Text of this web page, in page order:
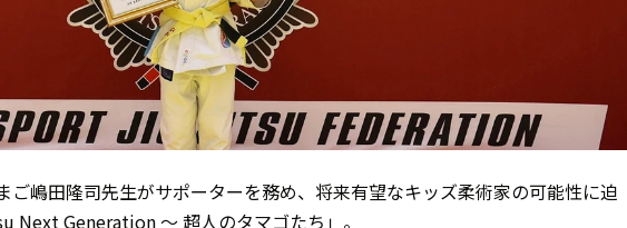
ご嶋田隆司先生がサポーターを務め、将来有望なキッズ柔術家の可能性に迫
Next Generation ～ 超人のタマゴたち」。